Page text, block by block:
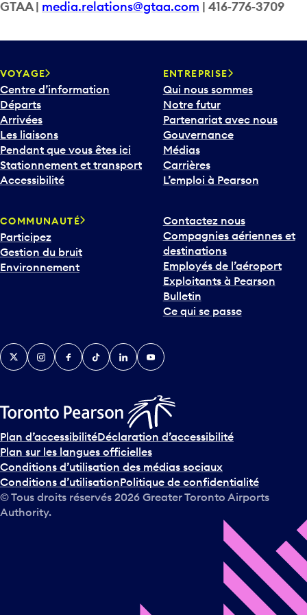
GTAA | media.relations@gtaa.com | 416‑776‑3709
VOYAGE
Centre d’information
Départs
Arrivées
Les liaisons
Pendant que vous êtes ici
Stationnement et transport
Accessibilité
ENTREPRISE
Qui nous sommes
Notre futur
Partenariat avec nous
Gouvernance
Médias
Carrières
L’emploi à Pearson
COMMUNAUTÉ
Participez
Gestion du bruit
Environnement
Contactez nous
Compagnies aériennes et
destinations
Employés de l’aéroport
Exploitants à Pearson
Bulletin
Ce qui se passe
TwitterInstagramFacebook
TikTokLinkedInYouTube
Plan d’accessibilitéDéclaration d’accessibilité
Plan sur les langues officielles
Conditions d’utilisation des médias sociaux
Conditions d’utilisationPolitique de confidentialité
© Tous droits réservés 2026 Greater Toronto Airports
Authority.